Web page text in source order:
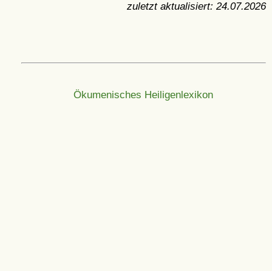
zuletzt aktualisiert: 24.07.2026
Ökumenisches Heiligenlexikon